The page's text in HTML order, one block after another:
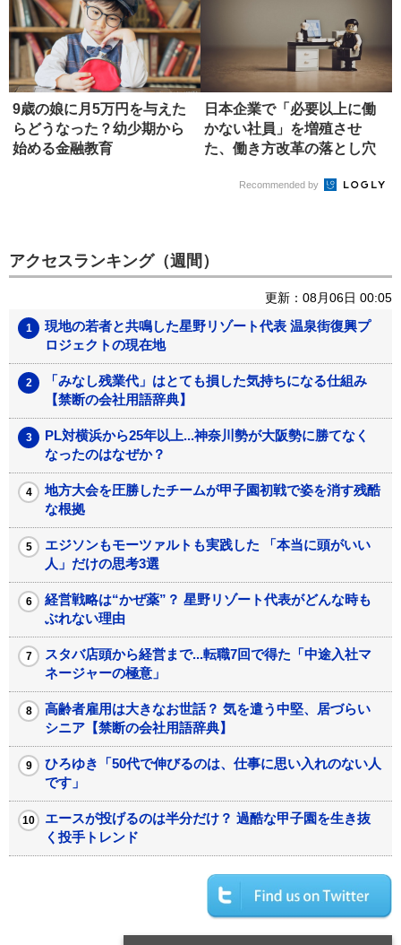
9歳の娘に月5万円を与えた
らどうなった？幼少期から
始める金融教育
日本企業で「必要以上に働
かない社員」を増殖させ
た、働き方改革の落とし穴
Recommended by
アクセスランキング（週間）
更新：08月06日 00:05
現地の若者と共鳴した星野リゾート代表 温泉街復興プ
ロジェクトの現在地
「みなし残業代」はとても損した気持ちになる仕組み
【禁断の会社用語辞典】
PL対横浜から25年以上...神奈川勢が大阪勢に勝てなく
なったのはなぜか？
地方大会を圧勝したチームが甲子園初戦で姿を消す残酷
な根拠
エジソンもモーツァルトも実践した 「本当に頭がいい
人」だけの思考3選
経営戦略は“かぜ薬”？ 星野リゾート代表がどんな時も
ぶれない理由
スタバ店頭から経営まで...転職7回で得た「中途入社マ
ネージャーの極意」
高齢者雇用は大きなお世話？ 気を遣う中堅、居づらい
シニア【禁断の会社用語辞典】
ひろゆき「50代で伸びるのは、仕事に思い入れのない人
です」
エースが投げるのは半分だけ？ 過酷な甲子園を生き抜
く投手トレンド